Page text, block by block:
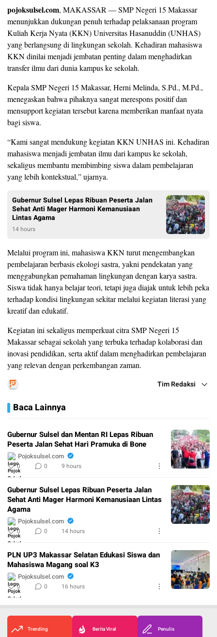
pojoksulsel.com, MAKASSAR — SMP Negeri 15 Makassar
menunjukkan dukungan penuh terhadap pelaksanaan program
Kuliah Kerja Nyata (KKN) Universitas Hasanuddin (UNHAS)
yang berlangsung di lingkungan sekolah. Kehadiran mahasiswa
KKN dinilai menjadi jembatan penting dalam menghadirkan
transfer ilmu dari dunia kampus ke sekolah.
Kepala SMP Negeri 15 Makassar, Herni Melinda, S.Pd., M.Pd.,
menegaskan bahwa pihaknya sangat merespons positif dan
mensupport kegiatan tersebut karena memberikan manfaat nyata
bagi siswa.
“Kami sangat mendukung kegiatan KKN UNHAS ini. Kehadiran
mahasiswa menjadi jembatan ilmu dari kampus ke sekolah,
sekaligus membantu membimbing siswa dalam pembelajaran
yang lebih kontekstual,” ujarnya.
Gubernur Sulsel Lepas Ribuan Peserta Jalan
Sehat Anti Mager Harmoni Kemanusiaan
Lintas Agama
14 hours
Melalui program ini, mahasiswa KKN turut mengembangkan
pembelajaran berbasis ekologi sastra, yakni pendekatan yang
menggabungkan pemahaman lingkungan dengan karya sastra.
Siswa tidak hanya belajar teori, tetapi juga diajak untuk lebih peka
terhadap kondisi lingkungan sekitar melalui kegiatan literasi yang
kreatif dan edukatif.
Kegiatan ini sekaligus memperkuat citra SMP Negeri 15
Makassar sebagai sekolah yang terbuka terhadap kolaborasi dan
inovasi pendidikan, serta aktif dalam menghadirkan pembelajaran
yang relevan dengan perkembangan zaman.
Tim Redaksi
Baca Lainnya
Gubernur Sulsel dan Mentan RI Lepas Ribuan
Peserta Jalan Sehat Hari Pramuka di Bone
Pojoksulsel.com
0 0 9 hours
Gubernur Sulsel Lepas Ribuan Peserta Jalan
Sehat Anti Mager Harmoni Kemanusiaan Lintas
Agama
Pojoksulsel.com
0 0 14 hours
PLN UP3 Makassar Selatan Edukasi Siswa dan
Mahasiswa Magang soal K3
Pojoksulsel.com
0 0 16 hours
Trending Berita Viral Penulis